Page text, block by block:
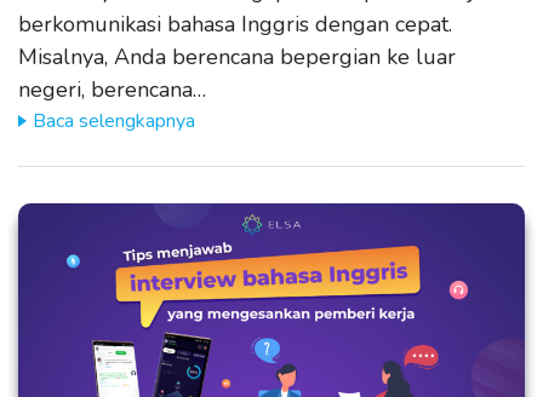
berkomunikasi bahasa Inggris dengan cepat.
Misalnya, Anda berencana bepergian ke luar
negeri, berencana…
Baca selengkapnya